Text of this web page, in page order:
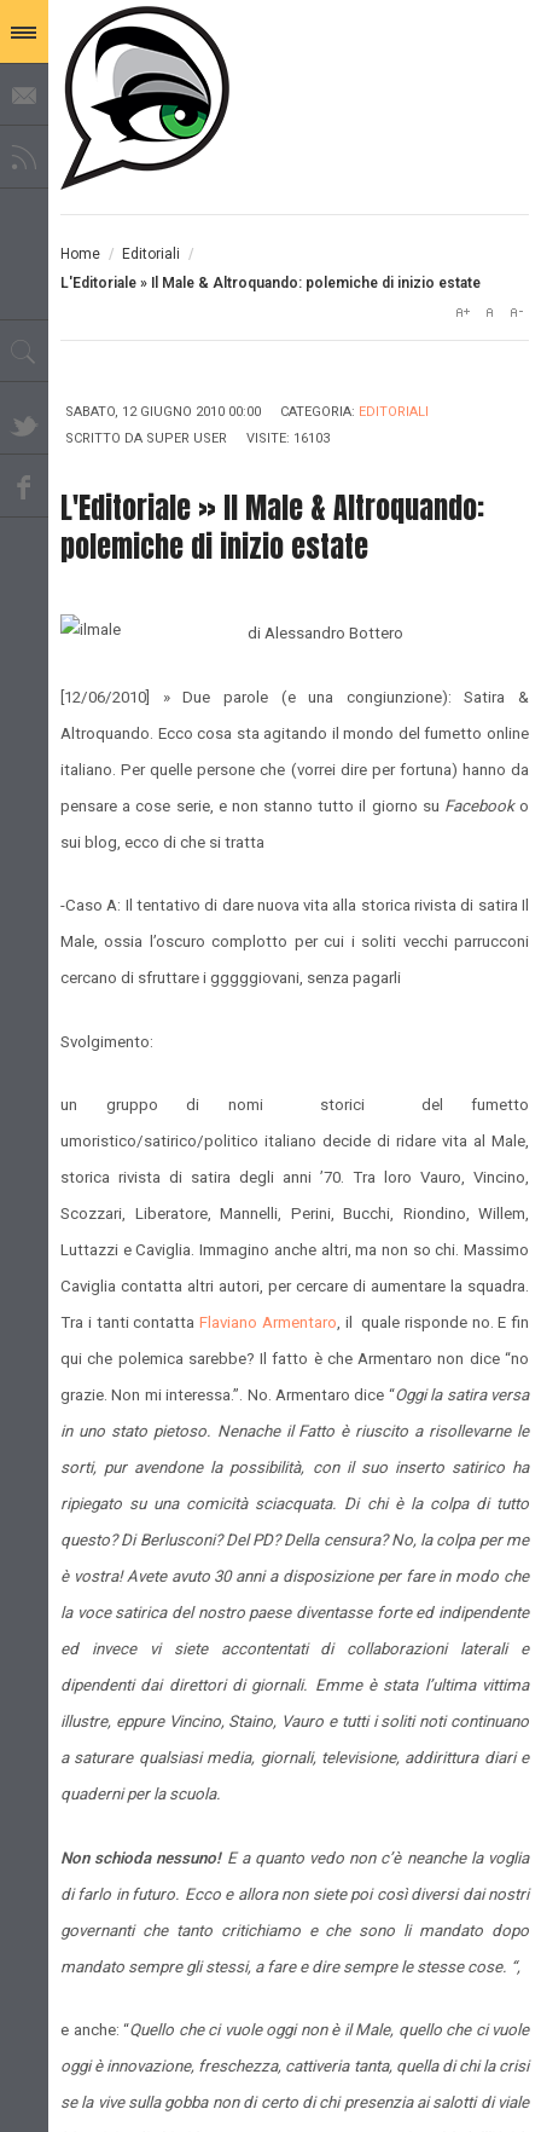
Home / Editoriali /
L'Editoriale » Il Male & Altroquando: polemiche di inizio estate
SABATO, 12 GIUGNO 2010 00:00 CATEGORIA: EDITORIALI
SCRITTO DA SUPER USER VISITE: 16103
L'Editoriale » Il Male & Altroquando:
polemiche di inizio estate
di Alessandro Bottero
[12/06/2010] »Due parole (e una congiunzione): Satira &
Altroquando. Ecco cosa sta agitando il mondo del fumetto online
italiano. Per quelle persone che (vorrei dire per fortuna) hanno da
pensare a cose serie, e non stanno tutto il giorno su Facebooko
sui blog, ecco di che si tratta
-Caso A: Il tentativo di dare nuova vita alla storica rivista di satira Il
Male, ossia l’oscuro complotto per cui i soliti vecchi parrucconi
cercano di sfruttare i gggggiovani, senza pagarli
Svolgimento:
un gruppo di nomi storici del fumetto
umoristico/satirico/politico italiano decide di ridare vita al Male,
storica rivista di satira degli anni ’70. Tra loro Vauro, Vincino,
Scozzari, Liberatore, Mannelli, Perini, Bucchi, Riondino, Willem,
Luttazzi e Caviglia. Immagino anche altri, ma non so chi. Massimo
Caviglia contatta altri autori, per cercare di aumentare la squadra.
Tra i tanti contatta Flaviano Armentaro, il quale risponde no. E fin
qui che polemica sarebbe? Il fatto è che Armentaro non dice “no
grazie. Non mi interessa.”. No. Armentaro dice “Oggi la satira versa
in uno stato pietoso. Nenache il Fatto è riuscito a risollevarne le
sorti, pur avendone la possibilità, con il suo inserto satirico ha
ripiegato su una comicità sciacquata. Di chi è la colpa di tutto
questo? Di Berlusconi? Del PD? Della censura? No, la colpa per me
è vostra! Avete avuto 30 anni a disposizione per fare in modo che
la voce satirica del nostro paese diventasse forte ed indipendente
ed invece vi siete accontentati di collaborazioni laterali e
dipendenti dai direttori di giornali. Emme è stata l’ultima vittima
illustre, eppure Vincino, Staino, Vauro e tutti i soliti noti continuano
a saturare qualsiasi media, giornali, televisione, addirittura diari e
quaderni per la scuola.
Non schioda nessuno!E a quanto vedo non c’è neanche la voglia
di farlo in futuro. Ecco e allora non siete poi così diversi dai nostri
governanti che tanto critichiamo e che sono li mandato dopo
mandato sempre gli stessi, a fare e dire sempre le stesse cose. “,
e anche: “Quello che ci vuole oggi non è il Male, quello che ci vuole
oggi è innovazione, freschezza, cattiveria tanta, quella di chi la crisi
se la vive sulla gobba non di certo di chi presenzia ai salotti di viale